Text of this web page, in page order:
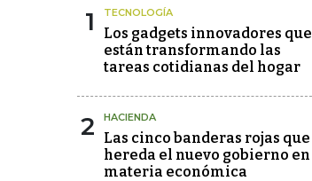
1 TECNOLOGÍA
Los gadgets innovadores que
están transformando las
tareas cotidianas del hogar
2 HACIENDA
Las cinco banderas rojas que
hereda el nuevo gobierno en
materia económica